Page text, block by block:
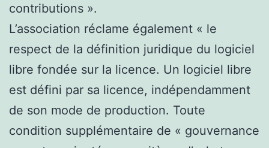
contributions ».
L’association réclame également « le
respect de la définition juridique du logiciel
libre fondée sur la licence. Un logiciel libre
est défini par sa licence, indépendamment
de son mode de production. Toute
condition supplémentaire de « gouvernance